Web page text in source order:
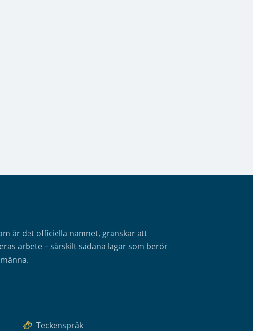
är det officiella namnet, granskar att
arbete – särskilt sådana lagar som berör
Teckenspråk